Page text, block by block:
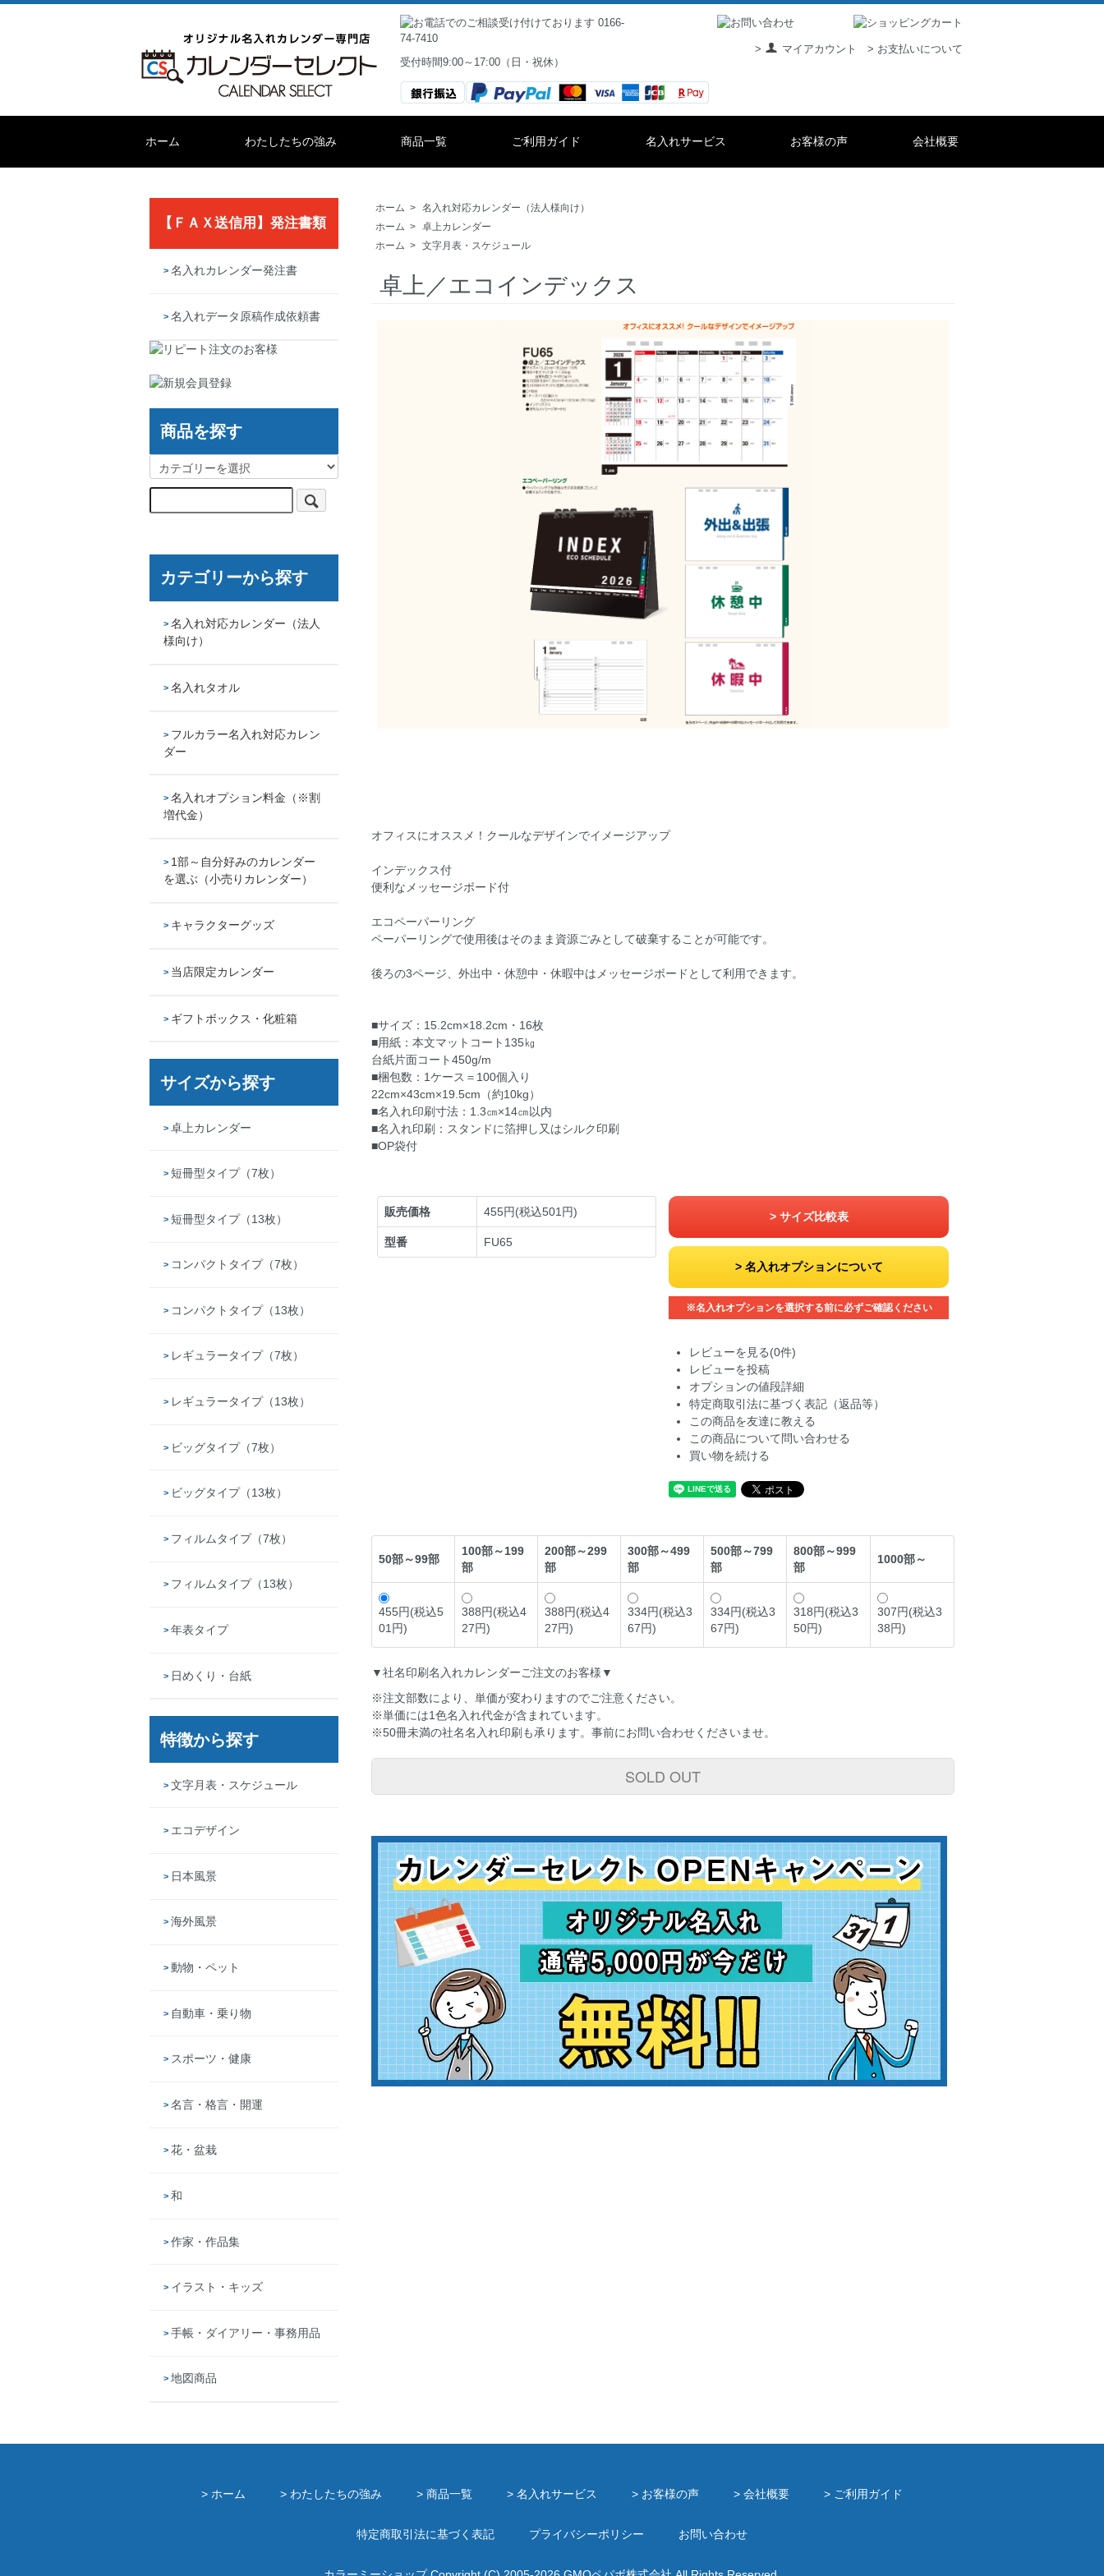
受付時間9:00～17:00（日・祝休）
> マイアカウント > お支払いについて
ホーム わたしたちの強み 商品一覧 ご利用ガイド 名入れサービス お客様の声 会社概要
ホーム > 名入れ対応カレンダー（法人様向け）
ホーム > 卓上カレンダー
ホーム > 文字月表・スケジュール
卓上／エコインデックス
オフィスにオススメ！クールなデザインでイメージアップ
インデックス付
便利なメッセージボード付
エコペーパーリング
ペーパーリングで使用後はそのまま資源ごみとして破棄することが可能です。
後ろの3ページ、外出中・休憩中・休暇中はメッセージボードとして利用できます。
■サイズ：15.2cm×18.2cm・16枚
■用紙：本文マットコート135㎏
台紙片面コート450g/m
■梱包数：1ケース＝100個入り
22cm×43cm×19.5cm（約10kg）
■名入れ印刷寸法：1.3㎝×14㎝以内
■名入れ印刷：スタンドに箔押し又はシルク印刷
■OP袋付
販売価格 455円(税込501円)
型番 FU65
サイズ比較表
名入れオプションについて
※名入れオプションを選択する前に必ずご確認ください
レビューを見る(0件)
レビューを投稿
オプションの値段詳細
特定商取引法に基づく表記（返品等）
この商品を友達に教える
この商品について問い合わせる
買い物を続ける
50部～99部
100部～199
部
200部～299
部
300部～499
部
500部～799
部
800部～999
部
1000部～
455円(税込5
01円)
388円(税込4
27円)
388円(税込4
27円)
334円(税込3
67円)
334円(税込3
67円)
318円(税込3
50円)
307円(税込3
38円)
▼社名印刷名入れカレンダーご注文のお客様▼
※注文部数により、単価が変わりますのでご注意ください。
※単価には1色名入れ代金が含まれています。
※50冊未満の社名名入れ印刷も承ります。事前にお問い合わせくださいませ。
SOLD OUT
【ＦＡＸ送信用】発注書類
名入れカレンダー発注書
名入れデータ原稿作成依頼書
商品を探す
カテゴリーから探す
名入れ対応カレンダー（法人
様向け）
名入れタオル
フルカラー名入れ対応カレン
ダー
名入れオプション料金（※割
増代金）
1部～自分好みのカレンダー
を選ぶ（小売りカレンダー）
キャラクターグッズ
当店限定カレンダー
ギフトボックス・化粧箱
サイズから探す
卓上カレンダー
短冊型タイプ（7枚）
短冊型タイプ（13枚）
コンパクトタイプ（7枚）
コンパクトタイプ（13枚）
レギュラータイプ（7枚）
レギュラータイプ（13枚）
ビッグタイプ（7枚）
ビッグタイプ（13枚）
フィルムタイプ（7枚）
フィルムタイプ（13枚）
年表タイプ
日めくり・台紙
特徴から探す
文字月表・スケジュール
エコデザイン
日本風景
海外風景
動物・ペット
自動車・乗り物
スポーツ・健康
名言・格言・開運
花・盆栽
和
作家・作品集
イラスト・キッズ
手帳・ダイアリー・事務用品
地図商品
> ホーム > わたしたちの強み > 商品一覧 > 名入れサービス > お客様の声 > 会社概要 > ご利用ガイド
特定商取引法に基づく表記 プライバシーポリシー お問い合わせ